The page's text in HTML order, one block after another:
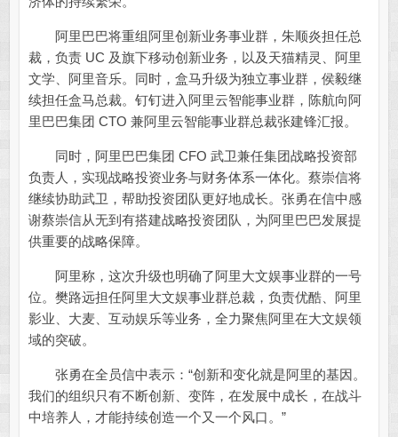
阿里巴巴将重组阿里创新业务事业群，朱顺炎担任总
裁，负责 UC 及旗下移动创新业务，以及天猫精灵、阿里
文学、阿里音乐。同时，盒马升级为独立事业群，侯毅继
续担任盒马总裁。钉钉进入阿里云智能事业群，陈航向阿
里巴巴集团 CTO 兼阿里云智能事业群总裁张建锋汇报。
同时，阿里巴巴集团 CFO 武卫兼任集团战略投资部
负责人，实现战略投资业务与财务体系一体化。蔡崇信将
继续协助武卫，帮助投资团队更好地成长。张勇在信中感
谢蔡崇信从无到有搭建战略投资团队，为阿里巴巴发展提
供重要的战略保障。
阿里称，这次升级也明确了阿里大文娱事业群的一号
位。樊路远担任阿里大文娱事业群总裁，负责优酷、阿里
影业、大麦、互动娱乐等业务，全力聚焦阿里在大文娱领
域的突破。
张勇在全员信中表示：“创新和变化就是阿里的基因。
我们的组织只有不断创新、变阵，在发展中成长，在战斗
中培养人，才能持续创造一个又一个风口。”